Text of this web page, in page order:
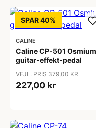
SPAR 40%
CALINE
Caline CP-501 Osmium
guitar-effekt-pedal
VEJL. PRIS 379,00 KR
227,00 kr